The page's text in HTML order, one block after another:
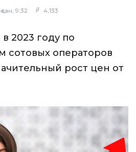
9:32 4,133
2023 году по
сотовых операторов
рост цен от